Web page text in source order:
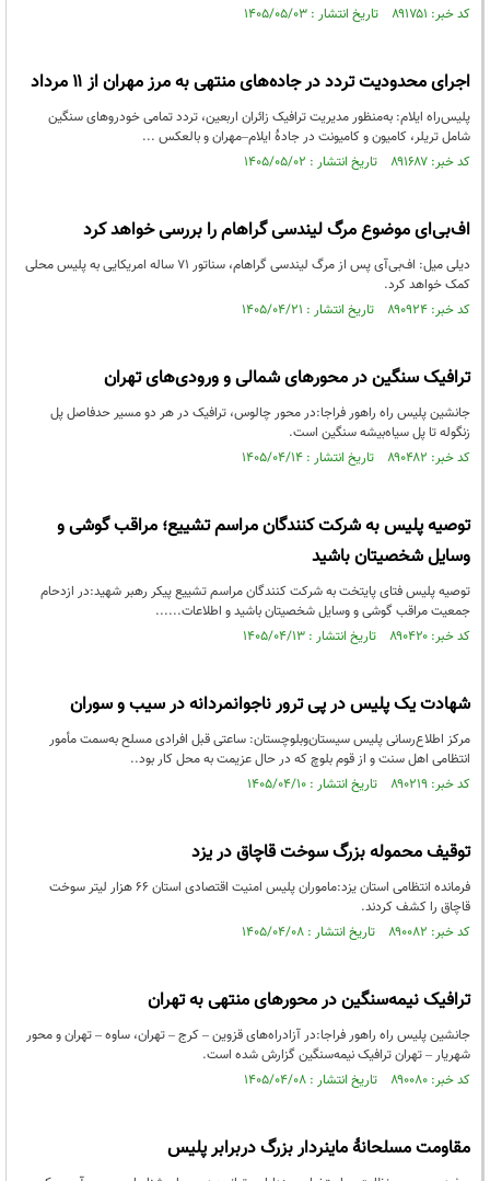
کد خبر: ۸۹۱۷۵۱ تاریخ انتشار : ۱۴۰۵/۰۵/۰۳
اجرای محدودیت تردد در جاده‌های منتهی به مرز مهران از ۱۱ مرداد
پلیس‌راه ایلام: به‌منظور مدیریت ترافیک زائران اربعین، تردد تمامی خودروهای سنگین
شامل تریلر، کامیون و کامیونت در جادهٔ ایلام–مهران و بالعکس ...
کد خبر: ۸۹۱۶۸۷ تاریخ انتشار : ۱۴۰۵/۰۵/۰۲
اف‌بی‌ای موضوع مرگ لیندسی گراهام را بررسی خواهد کرد
دیلی میل: اف‌بی‌آی پس از مرگ لیندسی گراهام، سناتور ۷۱ ساله امریکایی به پلیس محلی
کمک خواهد کرد.
کد خبر: ۸۹۰۹۲۴ تاریخ انتشار : ۱۴۰۵/۰۴/۲۱
ترافیک سنگین در محورهای شمالی و ورودی‌های تهران
جانشین پلیس راه راهور فراجا:در محور چالوس، ترافیک در هر دو مسیر حدفاصل پل
زنگوله تا پل سیاه‌بیشه سنگین است.
کد خبر: ۸۹۰۴۸۲ تاریخ انتشار : ۱۴۰۵/۰۴/۱۴
توصیه پلیس به شرکت کنندگان مراسم تشییع؛ مراقب گوشی و
وسایل شخصیتان باشید
توصیه پلیس فتای پایتخت به شرکت کنندگان مراسم تشییع پیکر رهبر شهید:در ازدحام
جمعیت مراقب گوشی و وسایل شخصیتان باشید و اطلاعات......
کد خبر: ۸۹۰۴۲۰ تاریخ انتشار : ۱۴۰۵/۰۴/۱۳
شهادت یک پلیس در پی ترور ناجوانمردانه در سیب و سوران
مرکز اطلاع‌رسانی پلیس سیستان‌وبلوچستان: ساعتی قبل افرادی مسلح به‌سمت مأمور
انتظامی اهل سنت و از قوم بلوچ که در حال عزیمت به محل کار بود..
کد خبر: ۸۹۰۲۱۹ تاریخ انتشار : ۱۴۰۵/۰۴/۱۰
توقیف محموله بزرگ سوخت قاچاق در یزد
فرمانده انتظامی استان یزد:ماموران پلیس امنیت اقتصادی استان ۶۶ هزار لیتر سوخت
قاچاق را کشف کردند.
کد خبر: ۸۹۰۰۸۲ تاریخ انتشار : ۱۴۰۵/۰۴/۰۸
ترافیک نیمه‌سنگین در محورهای منتهی به تهران
جانشین پلیس راه راهور فراجا:در آزادراه‌های قزوین – کرج – تهران، ساوه – تهران و محور
شهریار – تهران ترافیک نیمه‌سنگین گزارش شده است.
کد خبر: ۸۹۰۰۸۰ تاریخ انتشار : ۱۴۰۵/۰۴/۰۸
مقاومت مسلحانۀ ماینردار بزرگ دربرابر پلیس